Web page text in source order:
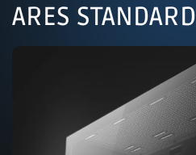
ARES STANDARD